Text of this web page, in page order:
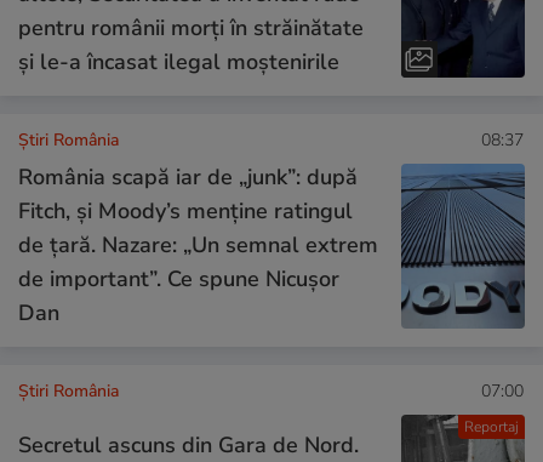
pentru românii morți în străinătate
și le-a încasat ilegal moștenirile
Știri România 08:37
România scapă iar de „junk”: după
Fitch, și Moody’s menține ratingul
de țară. Nazare: „Un semnal extrem
de important”. Ce spune Nicușor
Dan
Reportaj
Știri România 07:00
Secretul ascuns din Gara de Nord.